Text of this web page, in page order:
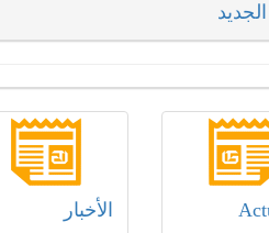
الأخبار